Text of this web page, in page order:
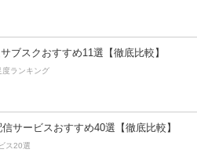
ブスクおすすめ11選【徹底比較】
度ランキング
サービスおすすめ40選【徹底比較】
ス20選